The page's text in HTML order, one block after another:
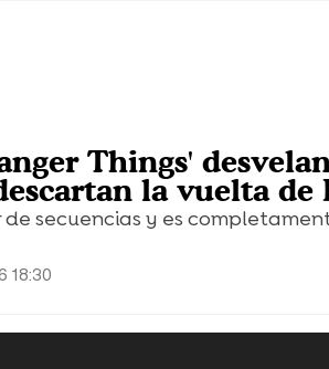
Things'
la vuelta de
secuencias y es
18:30